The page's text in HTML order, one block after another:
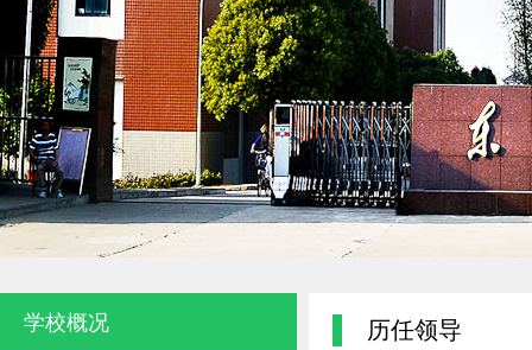
学校概况 历任领导